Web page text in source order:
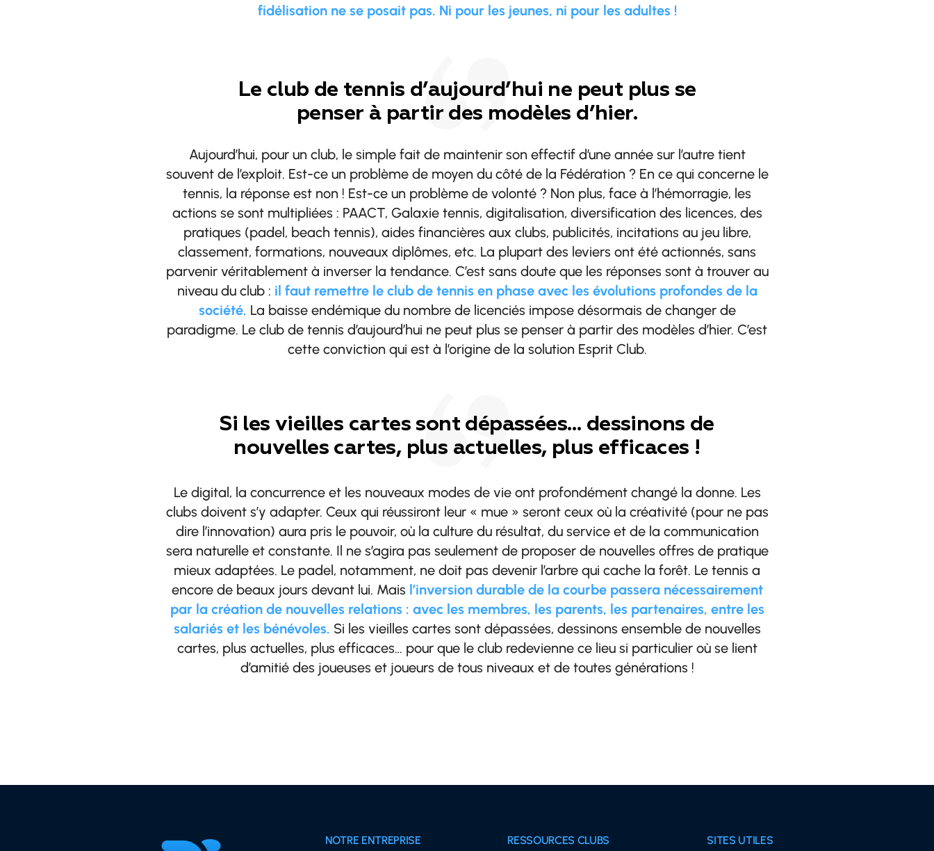
fidélisation ne se posait pas. Ni pour les jeunes, ni pour les adultes !
Le club de tennis d’aujourd’hui ne peut plus se
penser à partir des modèles d’hier.
Aujourd’hui, pour un club, le simple fait de maintenir son effectif d’une année sur l’autre tient
souvent de l’exploit. Est-ce un problème de moyen du côté de la Fédération ? En ce qui concerne le
tennis, la réponse est non ! Est-ce un problème de volonté ? Non plus, face à l’hémorragie, les
actions se sont multipliées : PAACT, Galaxie tennis, digitalisation, diversification des licences, des
pratiques (padel, beach tennis), aides financières aux clubs, publicités, incitations au jeu libre,
classement, formations, nouveaux diplômes, etc. La plupart des leviers ont été actionnés, sans
parvenir véritablement à inverser la tendance. C’est sans doute que les réponses sont à trouver au
niveau du club : il faut remettre le club de tennis en phase avec les évolutions profondes de la
société. La baisse endémique du nombre de licenciés impose désormais de changer de
paradigme. Le club de tennis d’aujourd’hui ne peut plus se penser à partir des modèles d’hier. C’est
cette conviction qui est à l’origine de la solution Esprit Club.
Si les vieilles cartes sont dépassées… dessinons de
nouvelles cartes, plus actuelles, plus efficaces !
Le digital, la concurrence et les nouveaux modes de vie ont profondément changé la donne. Les
clubs doivent s’y adapter. Ceux qui réussiront leur « mue » seront ceux où la créativité (pour ne pas
dire l’innovation) aura pris le pouvoir, où la culture du résultat, du service et de la communication
sera naturelle et constante. Il ne s’agira pas seulement de proposer de nouvelles offres de pratique
mieux adaptées. Le padel, notamment, ne doit pas devenir l’arbre qui cache la forêt. Le tennis a
encore de beaux jours devant lui. Mais l’inversion durable de la courbe passera nécessairement
par la création de nouvelles relations : avec les membres, les parents, les partenaires, entre les
salariés et les bénévoles. Si les vieilles cartes sont dépassées, dessinons ensemble de nouvelles
cartes, plus actuelles, plus efficaces… pour que le club redevienne ce lieu si particulier où se lient
d’amitié des joueuses et joueurs de tous niveaux et de toutes générations !
NOTRE ENTREPRISE RESSOURCES CLUBS SITES UTILES